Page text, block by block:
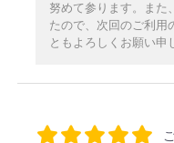
努めて参ります。また
たので、次回のご利用
ともよろしくお願い申